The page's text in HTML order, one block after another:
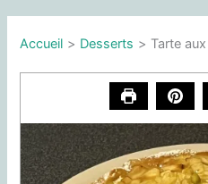
Accueil Desserts Tarte